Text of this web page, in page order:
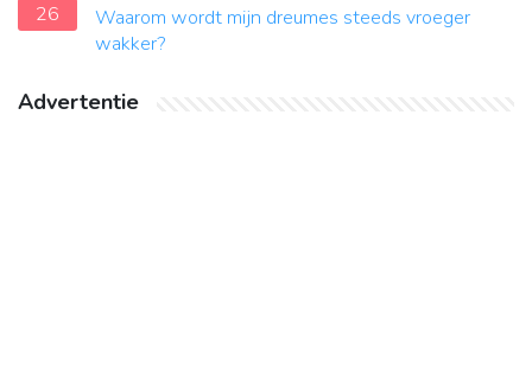
26
Waarom wordt mijn dreumes steeds vroeger
wakker?
Advertentie